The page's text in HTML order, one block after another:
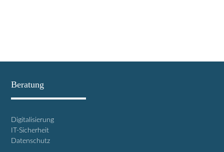
Beratung
Digitalisierung
IT-Sicherheit
Datenschutz